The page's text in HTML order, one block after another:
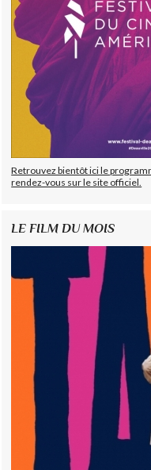
Retrouvez bientôt ici le
rendez-vous sur le site officiel.
LE FILM DU MOIS